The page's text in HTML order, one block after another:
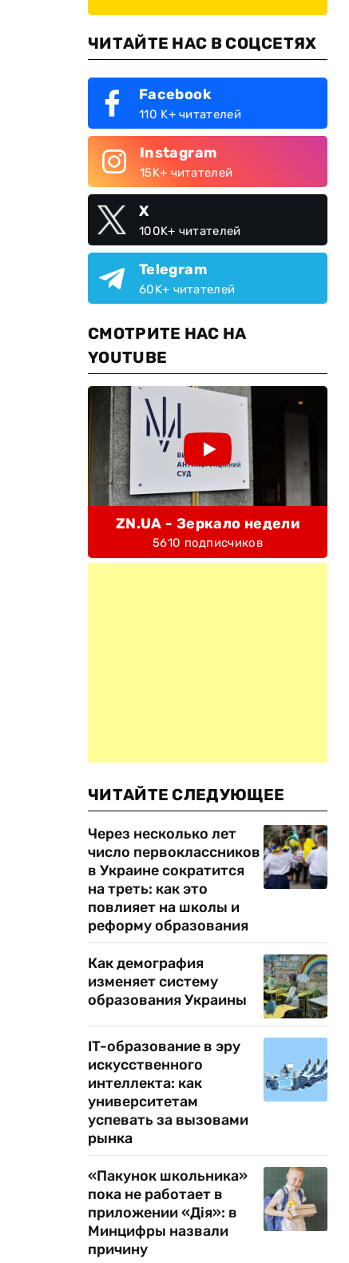
ЧИТАЙТЕ НАС В СОЦСЕТЯХ
Facebook
110 K+ читателей
Instagram
15K+ читателей
X
100K+ читателей
Telegram
60K+ читателей
СМОТРИТЕ НАС НА
YOUTUBE
ZN.UA - Зеркало недели
5610 подписчиков
ЧИТАЙТЕ СЛЕДУЮЩЕЕ
Через несколько лет
число первоклассников
в Украине сократится
на треть: как это
повлияет на школы и
реформу образования
Как демография
изменяет систему
образования Украины
IT-образование в эру
искусственного
интеллекта: как
университетам
успевать за вызовами
рынка
«Пакунок школьника»
пока не работает в
приложении «Дія»: в
Минцифры назвали
причину